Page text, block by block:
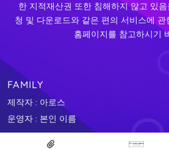
한 지적재산권 또한 침해하지 않고 있
청 및 다운로드와 같은 편의 서비스에
홈페이지를 참고하시기
FAMILY
제작자 : 아로스
운영자 : 본인 이름